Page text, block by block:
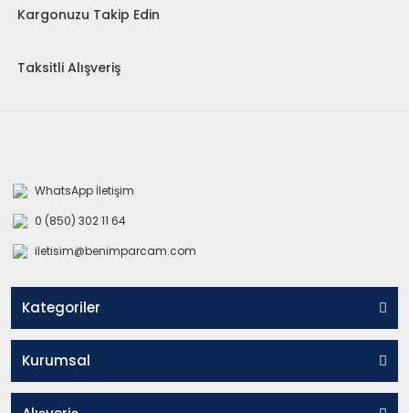
Kargonuzu Takip Edin
Taksitli Alışveriş
WhatsApp İletişim
0 (850) 302 11 64
iletisim@benimparcam.com
Kategoriler
Kurumsal